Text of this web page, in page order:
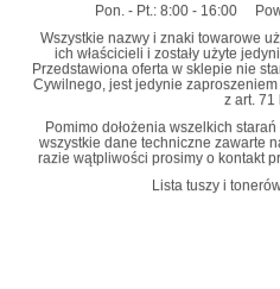
Pon. - Pt.: 8:00 - 16:00
Wszystkie nazwy i znaki towarowe
ich właścicieli i zostały użyte
Przedstawiona oferta w sklepie nie
Cywilnego, jest jedynie
z art. 71
Pomimo dołożenia wszelkich
wszystkie dane techniczne zawarte
razie wątpliwości prosimy o kontakt
Lista tuszy i